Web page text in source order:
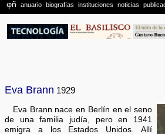
Eva Brann 1929
Eva Brann nace en Berlín en el seno
de una familia judía, pero en 1941
emigra a los Estados Unidos. Allí